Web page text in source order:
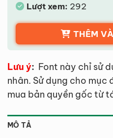
Lượt xem: 292
THÊM
Lưu ý: Font này chỉ sử
nhân. Sử dụng cho mục
mua bản quyền gốc từ
MÔ TẢ